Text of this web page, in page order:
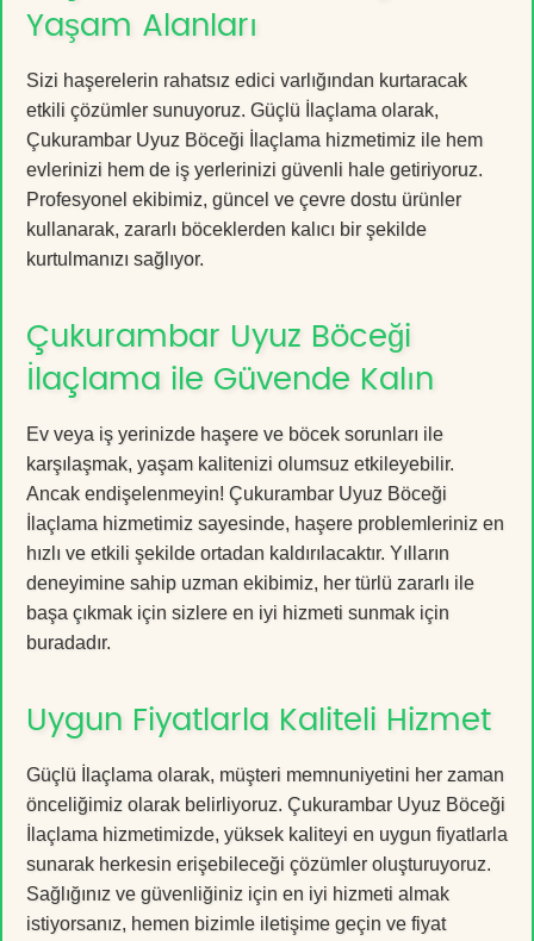
Yaşam Alanları
Sizi haşerelerin rahatsız edici varlığından kurtaracak
etkili çözümler sunuyoruz. Güçlü İlaçlama olarak,
Çukurambar Uyuz Böceği İlaçlama hizmetimiz ile hem
evlerinizi hem de iş yerlerinizi güvenli hale getiriyoruz.
Profesyonel ekibimiz, güncel ve çevre dostu ürünler
kullanarak, zararlı böceklerden kalıcı bir şekilde
kurtulmanızı sağlıyor.
Çukurambar Uyuz Böceği
İlaçlama ile Güvende Kalın
Ev veya iş yerinizde haşere ve böcek sorunları ile
karşılaşmak, yaşam kalitenizi olumsuz etkileyebilir.
Ancak endişelenmeyin! Çukurambar Uyuz Böceği
İlaçlama hizmetimiz sayesinde, haşere problemleriniz en
hızlı ve etkili şekilde ortadan kaldırılacaktır. Yılların
deneyimine sahip uzman ekibimiz, her türlü zararlı ile
başa çıkmak için sizlere en iyi hizmeti sunmak için
buradadır.
Uygun Fiyatlarla Kaliteli Hizmet
Güçlü İlaçlama olarak, müşteri memnuniyetini her zaman
önceliğimiz olarak belirliyoruz. Çukurambar Uyuz Böceği
İlaçlama hizmetimizde, yüksek kaliteyi en uygun fiyatlarla
sunarak herkesin erişebileceği çözümler oluşturuyoruz.
Sağlığınız ve güvenliğiniz için en iyi hizmeti almak
istiyorsanız, hemen bizimle iletişime geçin ve fiyat